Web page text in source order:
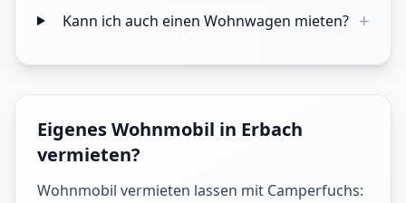
Kann ich auch einen Wohnwagen mieten? +
Eigenes Wohnmobil in Erbach
vermieten?
Wohnmobil vermieten lassen mit Camperfuchs: